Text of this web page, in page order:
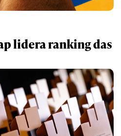
lidera ranking das